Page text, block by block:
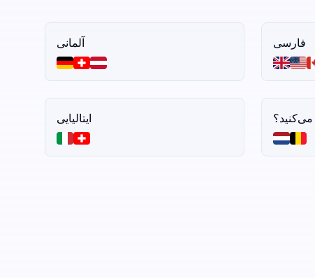
آلمانی فارسی
ایتالیایی